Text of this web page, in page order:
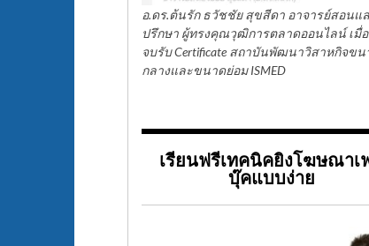
อ.ดร.ต้นรัก ธวัชชัย สุขสีดา อาจารย์สอนแ
ปรึกษา ผู้ทรงคุณวุฒิการตลาดออนไลน์ เมื่อ
จบรับ Certificate สถาบันพัฒนาวิสาหกิจขน
กลางและขนาดย่อม ISMED
เรียนฟรีเทคนิคยิงโฆษณาเ
บุ๊คแบบง่าย